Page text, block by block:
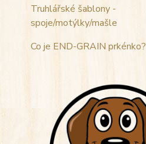
Truhlářské šablony -
spoje/motýlky/mašle
Co je END-GRAIN prkénko?